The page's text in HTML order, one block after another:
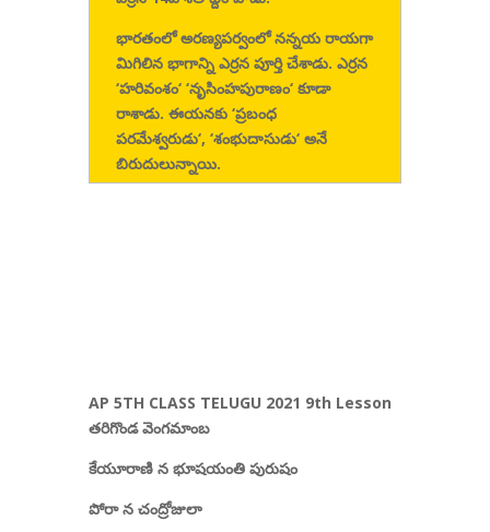
భారతంలో అరణ్యపర్వంలో నన్నయ రాయగా
మిగిలిన భాగాన్ని ఎర్రన పూర్తి చేశాడు. ఎర్రన
‘హరివంశం‘ ‘నృసింహపురాణం‘ కూడా
రాశాడు. ఈయనకు ‘ప్రబంధ
పరమేశ్వరుడు‘, ‘శంభుదాసుడు‘ అనే
బిరుదులున్నాయి.
AP 5TH CLASS TELUGU 2021 9th Lesson
తరిగొండ వెంగమాంబ
కేయూరాణి న భూషయంతి పురుషం
పోరా న చంద్రోజులా